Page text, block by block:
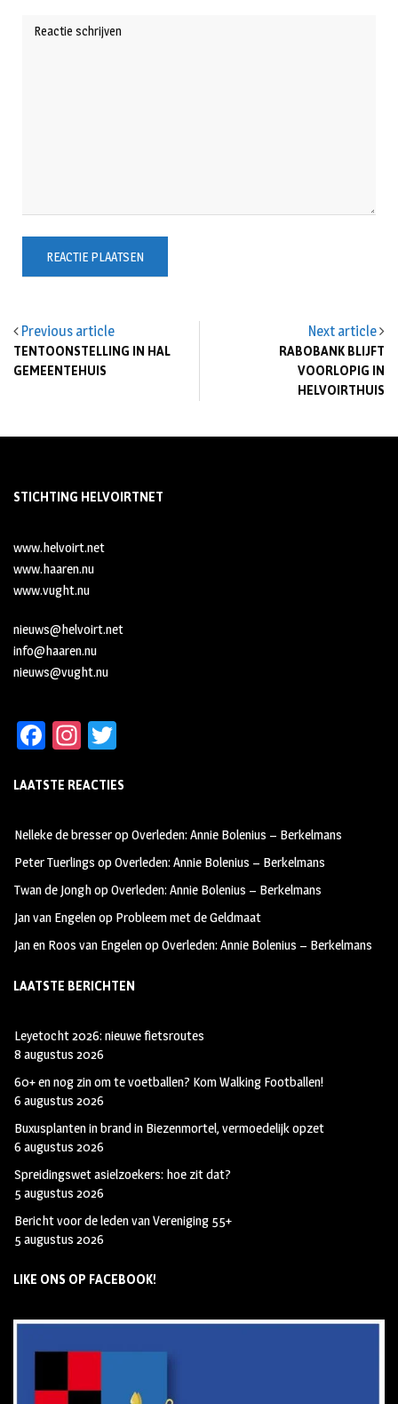
Previous article
TENTOONSTELLING IN HAL
GEMEENTEHUIS
Next article
RABOBANK BLIJFT
VOORLOPIG IN
HELVOIRTHUIS
STICHTING HELVOIRTNET
www.helvoirt.net
www.haaren.nu
www.vught.nu
nieuws@helvoirt.net
info@haaren.nu
nieuws@vught.nu
Fa
b
oo
k
In
ag
m
tt
LAATSTE REACTIES
Nelleke de bresseropOverleden: Annie Bolenius – Berkelmans
Peter Tuerlings opOverleden: Annie Bolenius – Berkelmans
Twan de JonghopOverleden: Annie Bolenius – Berkelmans
Jan van Engelenop Probleem met de Geldmaat
Jan en Roos van EngelenopOverleden: Annie Bolenius – Berkelmans
LAATSTE BERICHTEN
Leyetocht 2026: nieuwe fietsroutes
8 augustus 2026
60+ en nog zin om te voetballen? Kom Walking Footballen!
6 augustus 2026
Buxusplanten in brand in Biezenmortel, vermoedelijk opzet
6 augustus 2026
Spreidingswet asielzoekers: hoe zit dat?
5 augustus 2026
Bericht voor de leden van Vereniging 55+
5 augustus 2026
LIKE ONS OP FACEBOOK!